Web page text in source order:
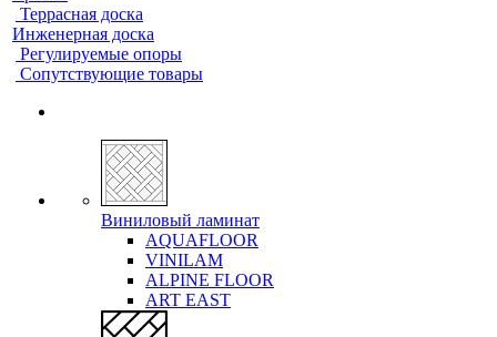
Террасная доска
Инженерная доска
Регулируемые опоры
Сопутствующие товары
Виниловый ламинат
AQUAFLOOR
VINILAM
ALPINE FLOOR
ART EAST